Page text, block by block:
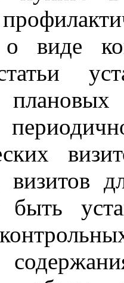
виде
визитов